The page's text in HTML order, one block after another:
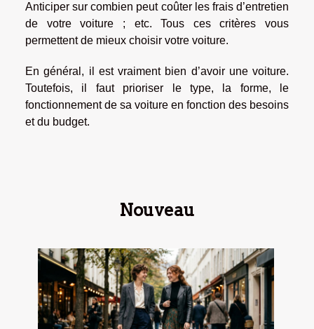
Anticiper sur combien peut coûter les frais d’entretien
de votre voiture ; etc. Tous ces critères vous
permettent de mieux choisir votre voiture.
En général, il est vraiment bien d’avoir une voiture.
Toutefois, il faut prioriser le type, la forme, le
fonctionnement de sa voiture en fonction des besoins
et du budget.
Nouveau